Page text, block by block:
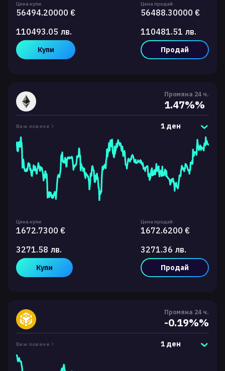
Цена купи:
56494.20000 €
110493.05 лв.
Купи
Цена продай:
56488.30000 €
110481.51 лв.
Продай
Промяна 24 ч.
1.47%%
Виж повече 1 ден
Цена купи:
1672.7300 €
3271.58 лв.
Купи
Цена продай:
1672.6200 €
3271.36 лв.
Продай
Промяна 24 ч.
-0.19%%
Виж повече 1 ден